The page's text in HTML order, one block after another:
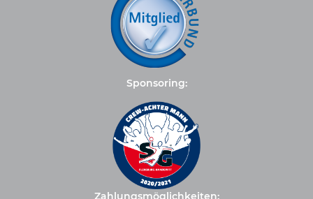
Sponsoring:
Zahlungsmöglichkeiten: